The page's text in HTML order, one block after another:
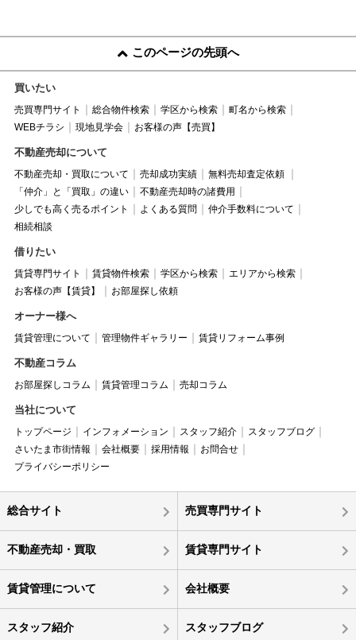
このページの先頭へ
買いたい
売買専門サイト 総合物件検索 学区から検索
町名から検索
WEBチラシ
現地見学会 お客様の声【売買】
不動産売却について
不動産売却・買取について 売却成功実績
無料売却査定依頼
「仲介」と「買取」の違い
不動産売却時の諸費用
少しでも高く売るポイント
よくある質問
仲介手数料について
相続相談
借りたい
賃貸専門サイト 賃貸物件検索 学区から検索
エリアから検索
お客様の声【賃貸】
お部屋探し依頼
オーナー様へ
賃貸管理について 管理物件ギャラリー 賃貸リフォーム事例
不動産コラム
お部屋探しコラム 賃貸管理コラム 売却コラム
当社について
トップページ インフォメーション スタッフ紹介
スタッフブログ
さいたま市街情報
会社概要 採用情報
お問合せ
プライバシーポリシー
総合サイト 売買専門サイト
不動産売却・買取 賃貸専門サイト
賃貸管理について 会社概要
スタッフ紹介 スタッフブログ